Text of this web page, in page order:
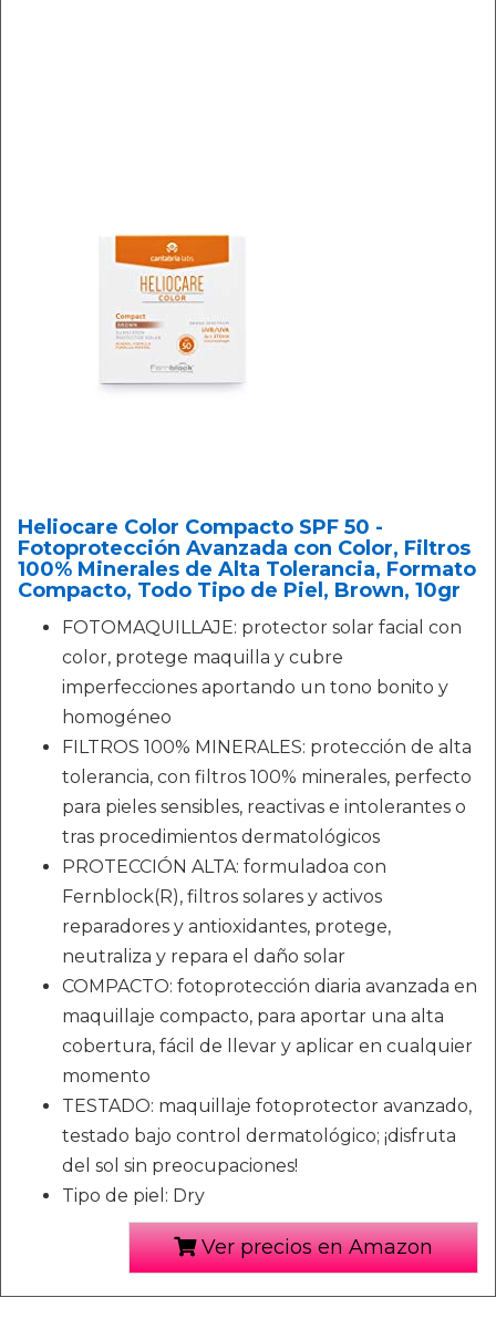
Heliocare Color Compacto SPF 50 -
Fotoprotección Avanzada con Color, Filtros
100% Minerales de Alta Tolerancia, Formato
Compacto, Todo Tipo de Piel, Brown, 10gr
FOTOMAQUILLAJE: protector solar facial con
color, protege maquilla y cubre
imperfecciones aportando un tono bonito y
homogéneo
FILTROS 100% MINERALES: protección de alta
tolerancia, con filtros 100% minerales, perfecto
para pieles sensibles, reactivas e intolerantes o
tras procedimientos dermatológicos
PROTECCIÓN ALTA: formuladoa con
Fernblock(R), filtros solares y activos
reparadores y antioxidantes, protege,
neutraliza y repara el daño solar
COMPACTO: fotoprotección diaria avanzada en
maquillaje compacto, para aportar una alta
cobertura, fácil de llevar y aplicar en cualquier
momento
TESTADO: maquillaje fotoprotector avanzado,
testado bajo control dermatológico; ¡disfruta
del sol sin preocupaciones!
Tipo de piel: Dry
Ver precios en Amazon